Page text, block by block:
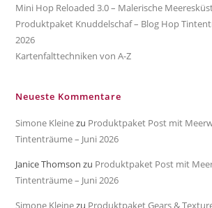
Mini Hop Reloaded 3.0 – Malerische
Produktpaket Knuddelschaf – Blog Hop
2026
Kartenfalttechniken von A-Z
Neueste Kommentare
Simone Kleinezu Produktpaket Post mit
Tintenträume – Juni 2026
Janice Thomson zu Produktpaket Post mit
Tintenträume – Juni 2026
Simone Kleinezu Produktpaket Gears &